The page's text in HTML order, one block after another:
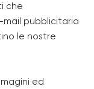
che
mail pubblicitaria
le nostre
ed